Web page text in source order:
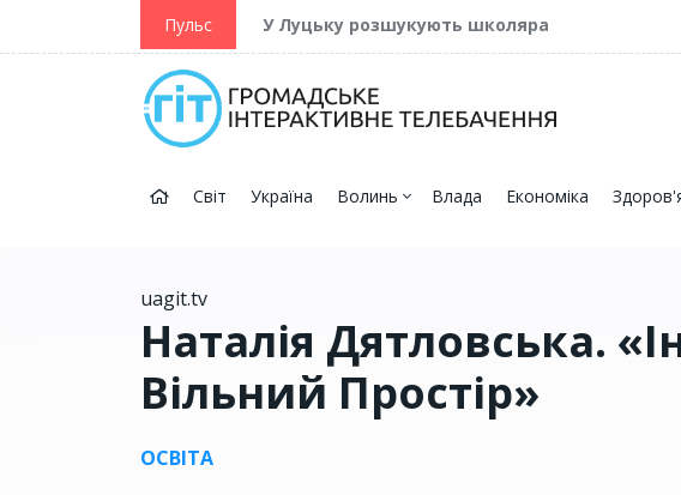
Пульс У Луцьку розшукують школяра
Світ Україна Волинь Влада Економіка
uagit.tv
Наталія Дятловська.
Вільний Простір»
ОСВІТА